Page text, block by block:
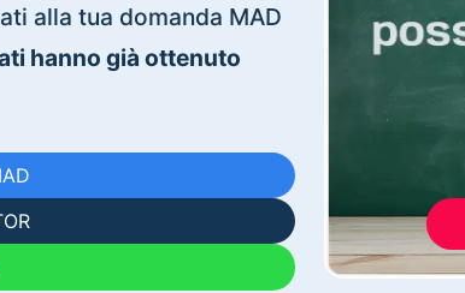
alla tua domanda MAD
hanno già ottenuto